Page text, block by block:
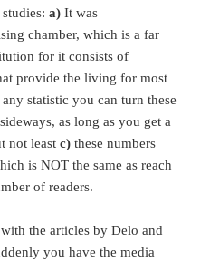
studies:a) It was
chamber, which is a far
for it consists of
provide the living for most
statistic you can turn these
as long as you get a
not leastc) these numbers
is NOT the same as reach
of readers.
with the articles byDelo and
you have the media